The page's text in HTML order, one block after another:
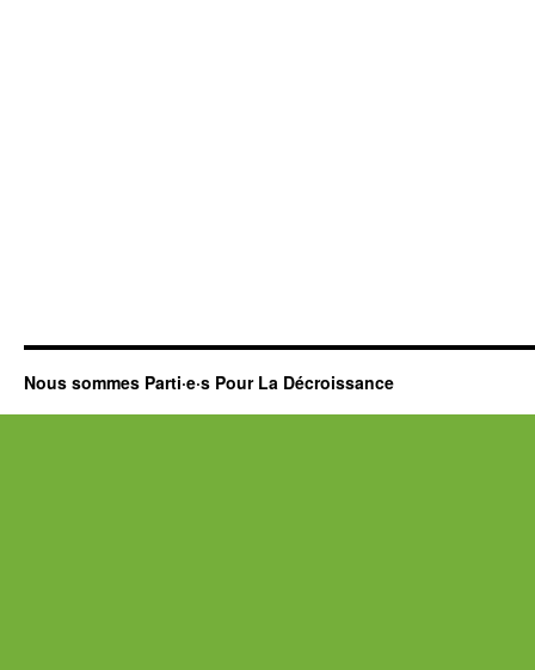
Nous sommes Parti·e·s Pour La Décroissance